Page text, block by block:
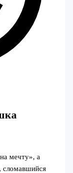
мечту», а
сломавшийся